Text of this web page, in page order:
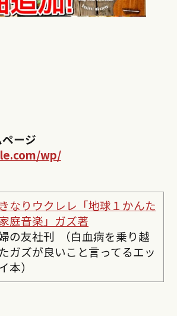
ージ
wp/
なりウクレレ「地球１かんた
庭音楽」ガズ著
の友社刊 （白血病を乗り越
ガズが良いこと言ってるエッ
本）